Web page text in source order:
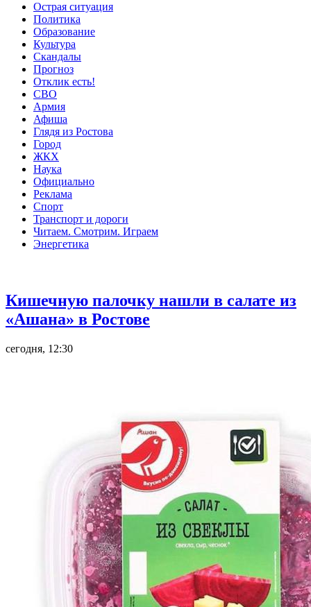
Острая ситуация
Политика
Образование
Культура
Скандалы
Прогноз
Отклик есть!
СВО
Армия
Афиша
Глядя из Ростова
Город
ЖКХ
Наука
Официально
Реклама
Спорт
Транспорт и дороги
Читаем. Смотрим. Играем
Энергетика
Кишечную палочку нашли в салате из
«Ашана» в Ростове
сегодня, 12:30